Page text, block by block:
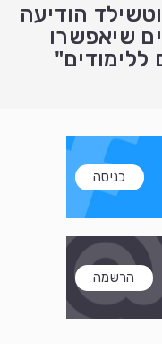
הודיעה
שקלים שיאפשרו
ללימודים"
כניסה
הרשמה